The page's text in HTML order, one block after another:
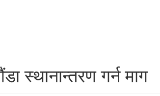
स्थानान्तरण गर्न माग